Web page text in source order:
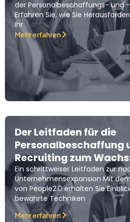
der Personalbeschaffungs- und
Erfahren Sie, wie Sie
Ihr
Mehr erfahren
Der Leitfaden für die
Personalbeschaffung
Recruiting zum
Ein schrittweiser Leitfaden zur
Unternehmensexpansion Mit
von People2.0 erhalten Sie
bewährte Techniken
Mehr erfahren